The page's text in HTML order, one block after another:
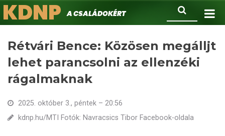
Ugrás
a
Keresés
KDNPA családokért.
Rétvári Bence: Közösen megálljt
lehet parancsolni az ellenzéki
rágalmaknak
2025. október 3., péntek – 20:56
kdnp.hu/MTI Fotók: Navracsics Tibor Facebook-oldala